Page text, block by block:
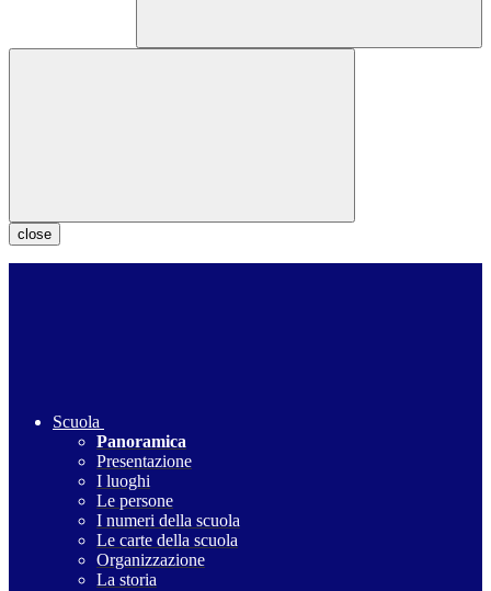
close
Scuola
Panoramica
Presentazione
I luoghi
Le persone
I numeri della scuola
Le carte della scuola
Organizzazione
La storia